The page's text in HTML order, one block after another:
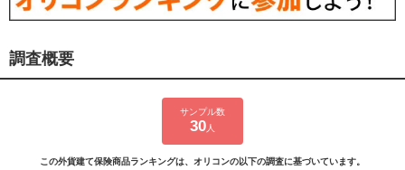
調査概要
サンプル数
30 人
この外貨建て保険商品ランキングは、オリコンの以下の調査に基づいています。